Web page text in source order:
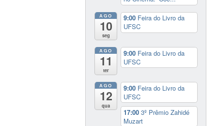
AGO
10
seg
9:00 Feira do Livro da
UFSC
AGO
11
ter
9:00 Feira do Livro da
UFSC
AGO
12
qua
9:00 Feira do Livro da
UFSC
17:003º Prêmio Zahidé
Muzart